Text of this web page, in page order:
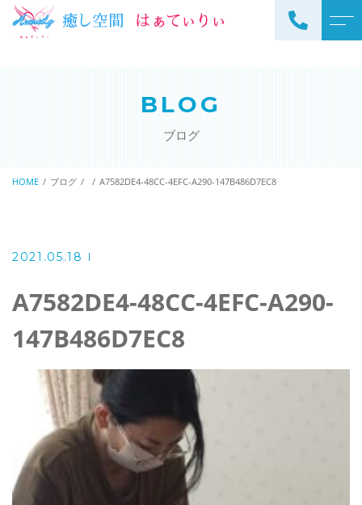
当サロンについて
サロンメニュー
よくある質問
ブログ
098-973-7837
予約サイトからの予約
RESERVE
LINEからのご予約
BLOG
ブログ
HOME ブログ A7582DE4-48CC-4EFC-A290-147B486D7EC8
2021.05.18
A7582DE4-48CC-4EFC-A290-
147B486D7EC8